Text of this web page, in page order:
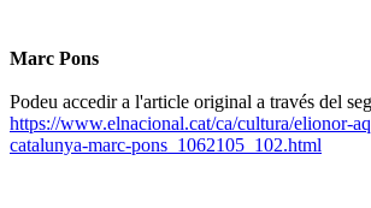
Marc Pons
Podeu accedir a l'article original a través del
https://www.elnacional.cat/ca/cultura/elionor-
catalunya-marc-pons_1062105_102.html